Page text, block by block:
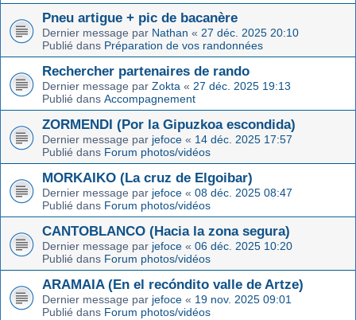
Pneu artigue + pic de bacanère
Dernier message par Nathan « 27 déc. 2025 20:10
Publié dans Préparation de vos randonnées
Rechercher partenaires de rando
Dernier message par Zokta « 27 déc. 2025 19:13
Publié dans Accompagnement
ZORMENDI (Por la Gipuzkoa escondida)
Dernier message par jefoce « 14 déc. 2025 17:57
Publié dans Forum photos/vidéos
MORKAIKO (La cruz de Elgoibar)
Dernier message par jefoce « 08 déc. 2025 08:47
Publié dans Forum photos/vidéos
CANTOBLANCO (Hacia la zona segura)
Dernier message par jefoce « 06 déc. 2025 10:20
Publié dans Forum photos/vidéos
ARAMAIA (En el recóndito valle de Artze)
Dernier message par jefoce « 19 nov. 2025 09:01
Publié dans Forum photos/vidéos